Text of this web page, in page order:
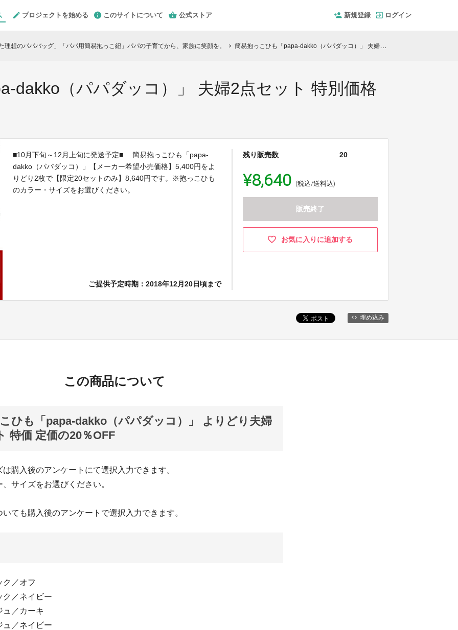
プロジェクトを始める このサイトについて 公式ストア 新規登録 ログイン
理想のパパバッグ」「パパ用簡易抱っこ紐」パパの子育てから、家族に笑顔を。 chevron_right 簡易抱っこひも「papa-dakko（パパダッコ）」 夫婦2点セット 特別価格 20％OFF
dakko（パパダッコ）」 夫婦2点セット 特別価格
■10月下旬～12月上旬に発送予定■ 簡易抱っこひも「papa-
dakko（パパダッコ）」【メーカー希望小売価格】5,400円をよ
りどり2枚で【限定20セットのみ】8,640円です。※抱っこひも
のカラー・サイズをお選びください。
ご提供予定時期：2018年12月20日頃まで
残り販売数 20
¥8,640 (税込/送料込)
販売終了
お気に入りに追加する
埋め込み
この商品について
ひも「papa-dakko（パパダッコ）」 よりどり夫婦
特価 定価の20％OFF
購入後のアンケートにて選択入力できます。
サイズをお選びください。
ても購入後のアンケートで選択入力できます。
ク／オフ
ク／ネイビー
ュ／カーキ
ュ／ネイビー